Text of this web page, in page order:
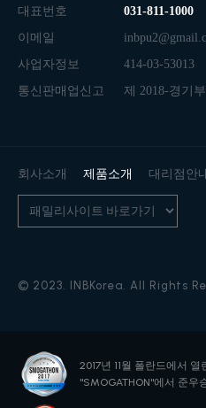
대표번호
031-811-1000
이메일
사업자정보 414-03-53013
통신판매업신고 제 2018-경기
회사소개 제품소개 대리점안
© 2023. INBKorea. All Rights
2017년 11월 폴란드에서 열
"SMOGATHON"에서 준우